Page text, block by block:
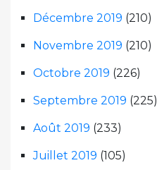
Décembre 2019 (210)
Novembre 2019 (210)
Octobre 2019 (226)
Septembre 2019 (225)
Août 2019 (233)
Juillet 2019 (105)